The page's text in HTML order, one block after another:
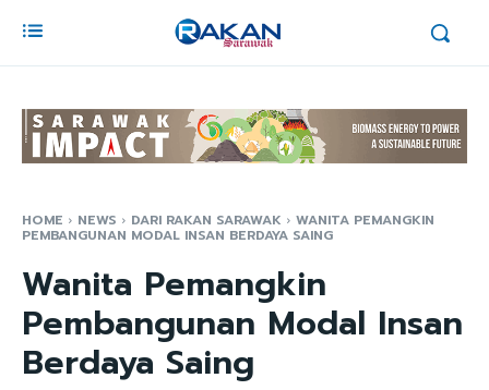
HOME NEWS DARI RAKAN SARAWAK WANITA PEMANGKIN
PEMBANGUNAN MODAL INSAN BERDAYA SAING
Wanita Pemangkin
Pembangunan Modal Insan
Berdaya Saing